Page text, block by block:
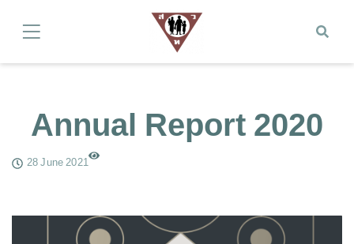
Annual Report 2020
28 June 2021